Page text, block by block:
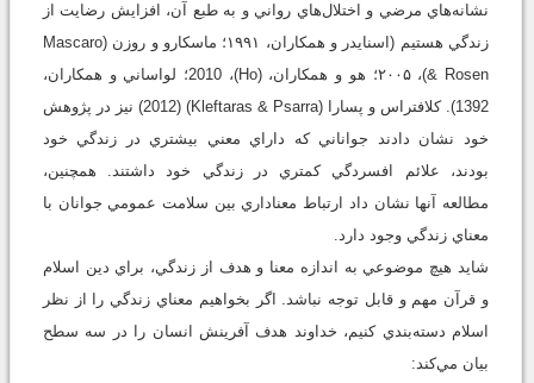
نشانه‌هاي مرضي و اختلال‌هاي رواني و به طبع آن، افزايش رضايت از
زندگي هستيم (اسنايدر و همكاران، ۱۹۹۱؛ ماسکارو و روزن (Mascaro
& Rosen)، ۲۰۰۵؛ هو و همكاران، (Ho)، 2010؛ لواساني و همكاران،
1392). کلافتراس و پسارا (Kleftaras & Psarra) (2012) نيز در پژوهش
خود نشان دادند جواناني که داراي معني بيشتري در زندگي خود
بودند، علائم افسردگي کمتري در زندگي خود داشتند. همچنين،
مطالعه آنها نشان داد ارتباط معناداري بين سلامت عمومي جوانان با
معناي زندگي وجود دارد.
شايد هيچ موضوعي به اندازه معنا و هدف از زندگي، براي دين اسلام
و قرآن مهم و قابل توجه نباشد. اگر بخواهيم معناي زندگي را از نظر
اسلام دسته‌بندي کنيم، خداوند هدف آفرينش انسان را در سه سطح
بيان مي‌کند: